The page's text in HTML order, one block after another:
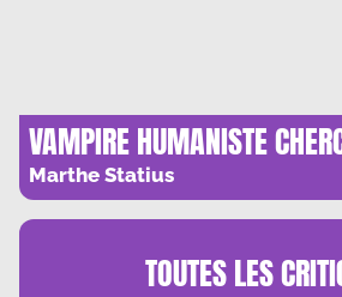
VAMPIRE HUMANISTE
CONSENTANT : CURE DE
Marthe Statius
TOUTES LES